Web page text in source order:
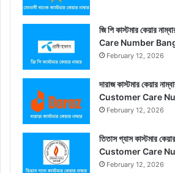
জি পি কাস্টমার কেয়ার
Care Number
February 12, 2026
দারাজ কাস্টমার কেয়ার
Customer Care
February 12, 2026
তিতাস গ্যাস কাস্টমার
Customer Care
February 12, 2026